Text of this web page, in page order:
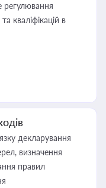
регулювання
кваліфікацій в
декларування
визначення
правил